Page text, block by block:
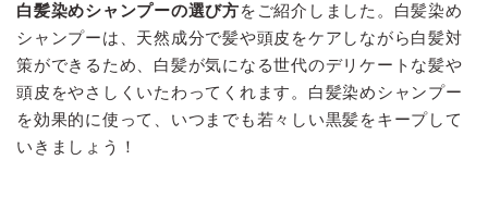
白髪染めシャンプーの選び方をご紹介しました。白髪染め
シャンプーは、天然成分で髪や頭皮をケアしながら白髪対
策ができるため、白髪が気になる世代のデリケートな髪や
頭皮をやさしくいたわってくれます。白髪染めシャンプー
を効果的に使って、いつまでも若々しい黒髪をキープして
いきましょう！